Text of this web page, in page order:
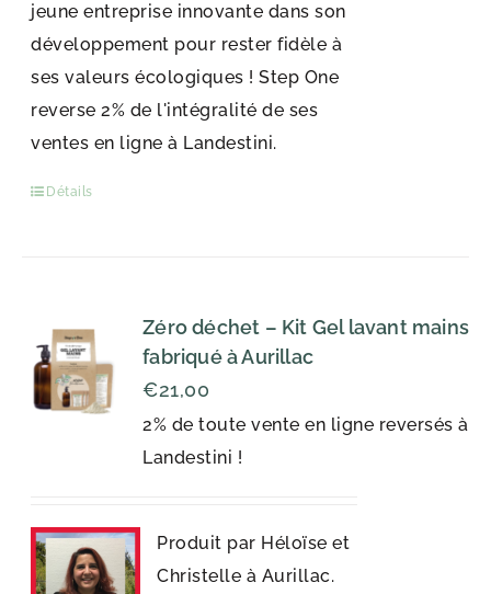
jeune entreprise innovante dans son
développement pour rester fidèle à
ses valeurs écologiques ! Step One
reverse 2% de l'intégralité de ses
ventes en ligne à Landestini.
Détails
Zéro déchet – Kit Gel lavant mains
fabriqué à Aurillac
2% de toute vente en ligne reversés à
Landestini !
€21,00
Produit par Héloïse et
Christelle à Aurillac.